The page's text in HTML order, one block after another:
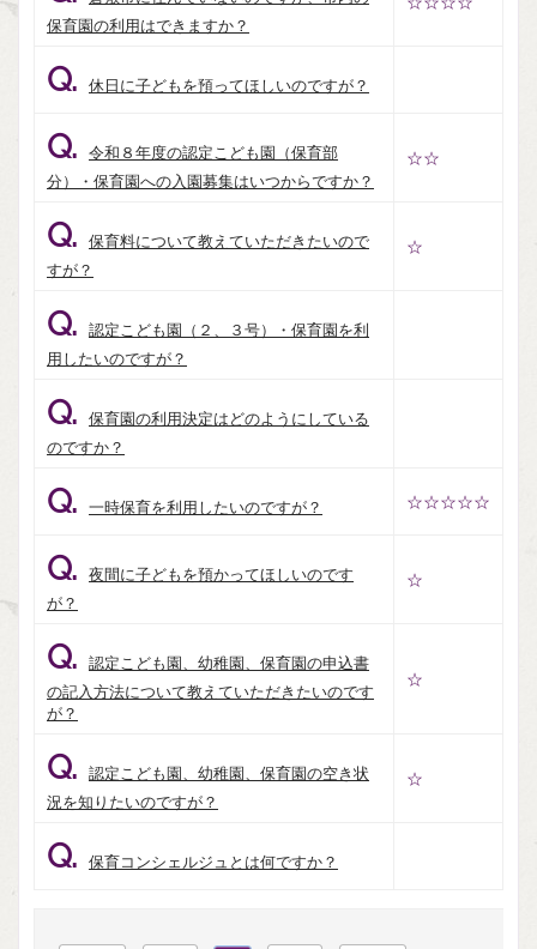
保育園の利用はできますか？
Q. 休日に子どもを預ってほしいのですが？
Q. 令和８年度の認定こども園（保育部
分）・保育園への入園募集はいつからですか？
☆☆
Q. 保育料について教えていただきたいので
すが？
☆
Q. 認定こども園（２、３号）・保育園を利
用したいのですが？
Q. 保育園の利用決定はどのようにしている
のですか？
Q. 一時保育を利用したいのですが？ ☆☆☆☆☆
Q. 夜間に子どもを預かってほしいのです
が？
☆
Q. 認定こども園、幼稚園、保育園の申込書
の記入方法について教えていただきたいのです
が？
☆
Q. 認定こども園、幼稚園、保育園の空き状
況を知りたいのですが？
☆
Q. 保育コンシェルジュとは何ですか？